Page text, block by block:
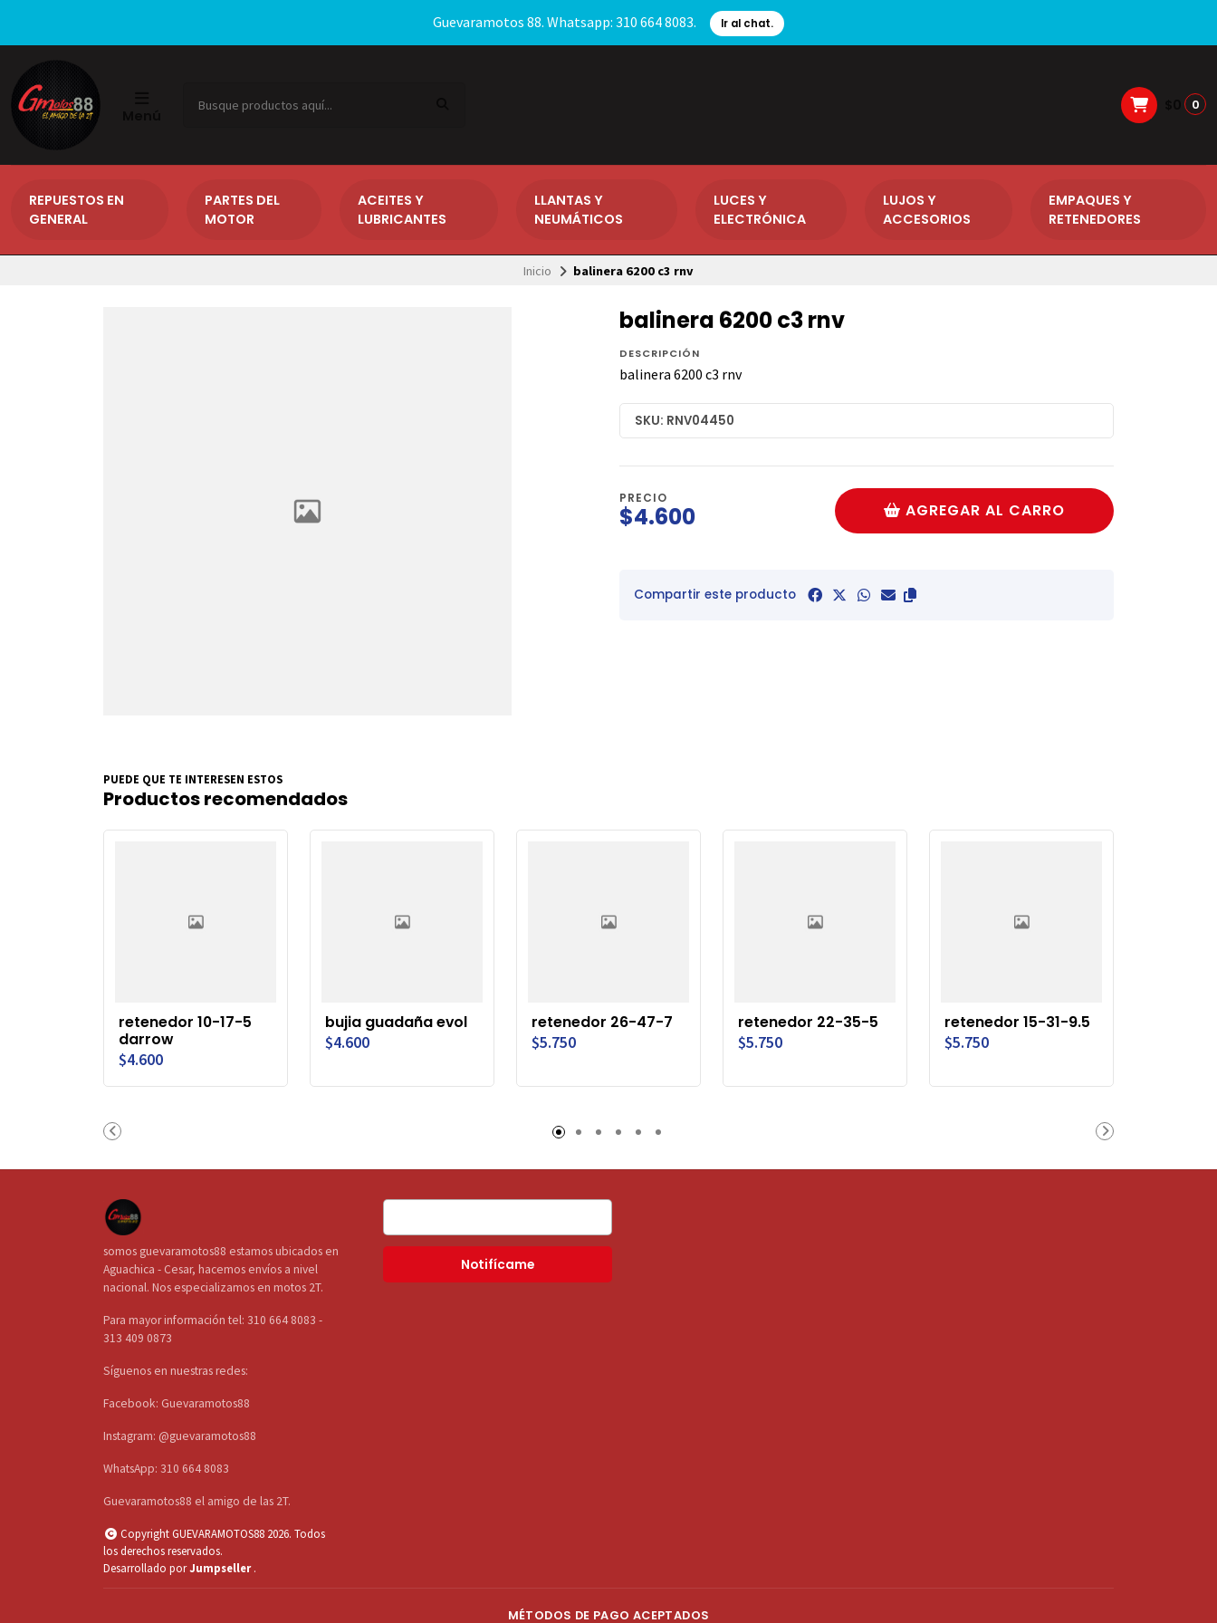
Guevaramotos 88. Whatsapp: 310 664 8083. Ir al chat.
0
REPUESTOS EN
GENERAL
PARTES DEL
MOTOR
ACEITES Y
LUBRICANTES
LLANTAS Y
NEUMÁTICOS
LUCES Y
ELECTRÓNICA
LUJOS Y
ACCESORIOS
EMPAQUES Y
RETENEDORES
Inicio balinera 6200 c3 rnv
balinera 6200 c3 rnv
DESCRIPCIÓN
balinera 6200 c3 rnv
SKU: RNV04450
PRECIO
$4.600 AGREGAR AL CARRO
Compartir este producto
PUEDE QUE TE INTERESEN ESTOS
Productos recomendados
retenedor 10-17-5
darrow
$4.600
bujia guadaña evol
$4.600
retenedor 26-47-7
$5.750
retenedor 22-35-5
$5.750
retenedor 15-31-9.5
$5.750
somos guevaramotos88 estamos ubicados en
Aguachica - Cesar, hacemos envíos a nivel
nacional. Nos especializamos en motos 2T.
Para mayor información tel: 310 664 8083 -
313 409 0873
Síguenos en nuestras redes:
Facebook: Guevaramotos88
Instagram: @guevaramotos88
WhatsApp: 310 664 8083
Guevaramotos88 el amigo de las 2T.
Copyright GUEVARAMOTOS88 2026. Todos
los derechos reservados.
Desarrollado porJumpseller .
Notifícame
MÉTODOS DE PAGO ACEPTADOS